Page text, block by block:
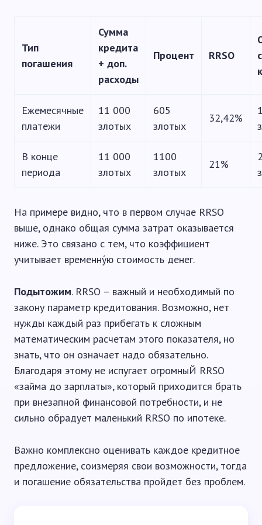
Тип
погашения
Сумма
кредита
+ доп.
расходы
Процент RRSO
Ежемесячные
платежи
11 000
злотых
605
злотых
32,42%
В конце
периода
11 000
злотых
1100
злотых
21%
На примере видно, что в первом случае RRSO
выше, однако общая сумма затрат оказывается
ниже. Это связано с тем, что коэффициент
учитывает временну́ю стоимость денег.
Подытожим. RRSO – важный и необходимый по
закону параметр кредитования. Возможно, нет
нужды каждый раз прибегать к сложным
математическим расчетам этого показателя, но
знать, что он означает надо обязательно.
Благодаря этому не испугает огромныЙ RRSO
«займа до зарплаты», который приходится брать
при внезапной финансовой потребности, и не
сильно обрадует маленький RRSO по ипотеке.
Важно комплексно оценивать каждое кредитное
предложение, соизмеряя свои возможности, тогда
и погашение обязательства пройдет без проблем.